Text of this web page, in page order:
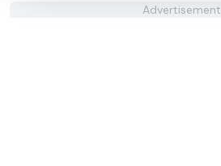
Advertisement